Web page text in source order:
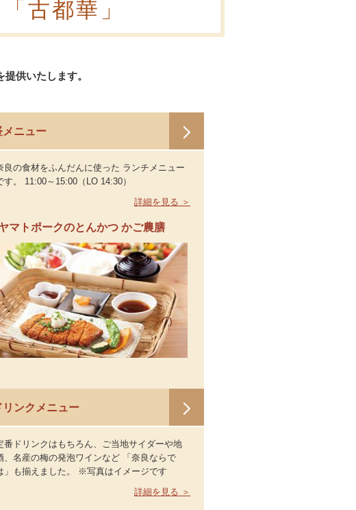
古都華」
供いたします。
メニュー
良の食材をふんだんに使った ランチメニュー
す。 11:00～15:00（LO 14:30）
詳細を見る ＞
マトポークのとんかつ かご農膳
リンクメニュー
番ドリンクはもちろん、ご当地サイダーや地
、名産の梅の発泡ワインなど 「奈良ならで
」も揃えました。 ※写真はイメージです
詳細を見る ＞